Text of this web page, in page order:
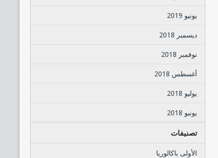
يونيو 2019
ديسمبر 2018
نوفمبر 2018
أغسطس 2018
يوليو 2018
يونيو 2018
تصنيفات
الأولى باكالوريا